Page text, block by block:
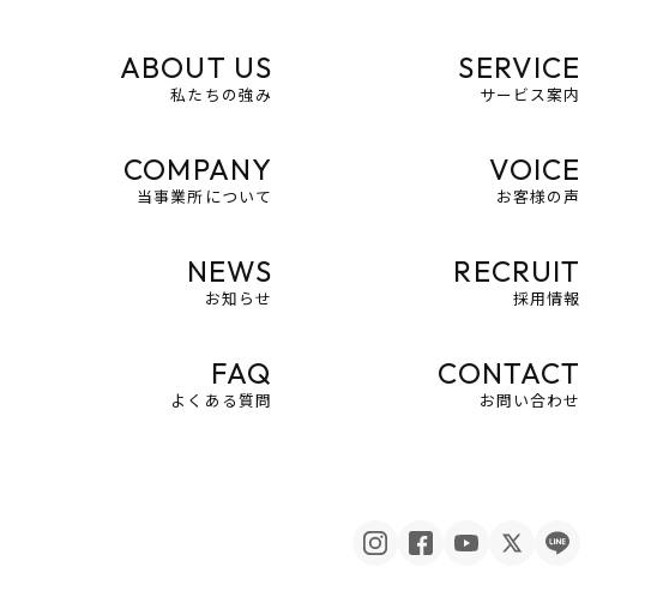
ABOUT US
私たちの強み
SERVICE
サービス案内
COMPANY
当事業所について
VOICE
お客様の声
NEWS
お知らせ
RECRUIT
採用情報
FAQ
よくある質問
CONTACT
お問い合わせ